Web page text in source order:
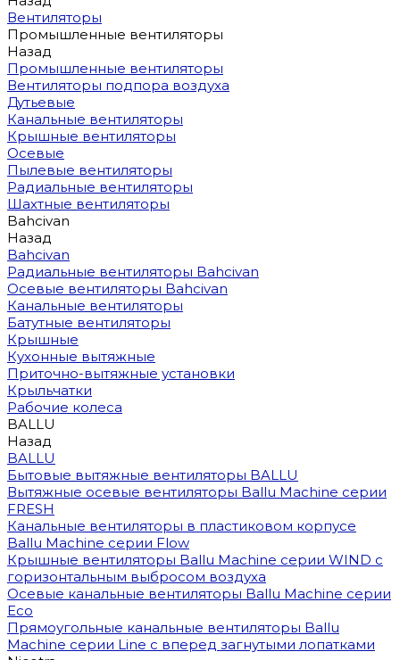
Вентиляторы
Промышленные вентиляторы
Назад
Промышленные вентиляторы
Вентиляторы подпора воздуха
Дутьевые
Канальные вентиляторы
Крышные вентиляторы
Осевые
Пылевые вентиляторы
Радиальные вентиляторы
Шахтные вентиляторы
Bahcivan
Назад
Bahcivan
Радиальные вентиляторы Bahcivan
Осевые вентиляторы Bahcivan
Канальные вентиляторы
Батутные вентиляторы
Крышные
Кухонные вытяжные
Приточно-вытяжные установки
Крыльчатки
Рабочие колеса
BALLU
Назад
BALLU
Бытовые вытяжные вентиляторы BALLU
Вытяжные осевые вентиляторы Ballu Machine серии
FRESH
Канальные вентиляторы в пластиковом корпусе
Ballu Machine серии Flow
Крышные вентиляторы Ballu Machine серии WIND с
горизонтальным выбросом воздуха
Осевые канальные вентиляторы Ballu Machine серии
Eco
Прямоугольные канальные вентиляторы Ballu
Machine серии Line с вперед загнутыми лопатками